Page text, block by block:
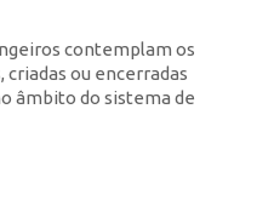
contemplam os
ou encerradas
âmbito do sistema de